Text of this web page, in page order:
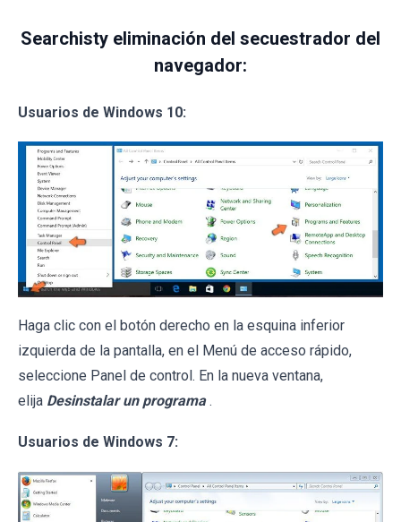
Searchisty eliminación del secuestrador del
navegador:
Usuarios de Windows 10:
Haga clic con el botón derecho en la esquina inferior
izquierda de la pantalla, en el Menú de acceso rápido,
seleccione Panel de control. En la nueva ventana,
elija Desinstalar un programa .
Usuarios de Windows 7: